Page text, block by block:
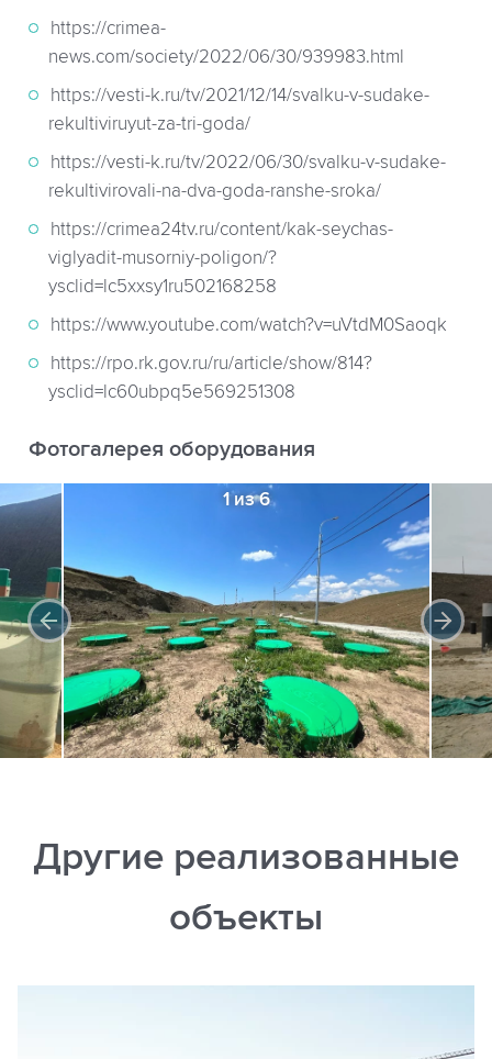
https://crimea-
news.com/society/2022/06/30/939983.html
https://vesti-k.ru/tv/2021/12/14/svalku-v-sudake-
rekultiviruyut-za-tri-goda/
https://vesti-k.ru/tv/2022/06/30/svalku-v-sudake-
rekultivirovali-na-dva-goda-ranshe-sroka/
https://crimea24tv.ru/content/kak-seychas-
viglyadit-musorniy-poligon/?
ysclid=lc5xxsy1ru502168258
https://www.youtube.com/watch?v=uVtdM0Saoqk
https://rpo.rk.gov.ru/ru/article/show/814?
ysclid=lc60ubpq5e569251308
Фотогалерея оборудования
1 из 6
Другие реализованные
объекты